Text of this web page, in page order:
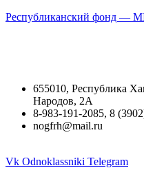
Республиканский фонд —
655010, Республика
Народов, 2А
8-983-191-2085, 8
nogfrh@mail.ru
Vk Odnoklassniki Telegram